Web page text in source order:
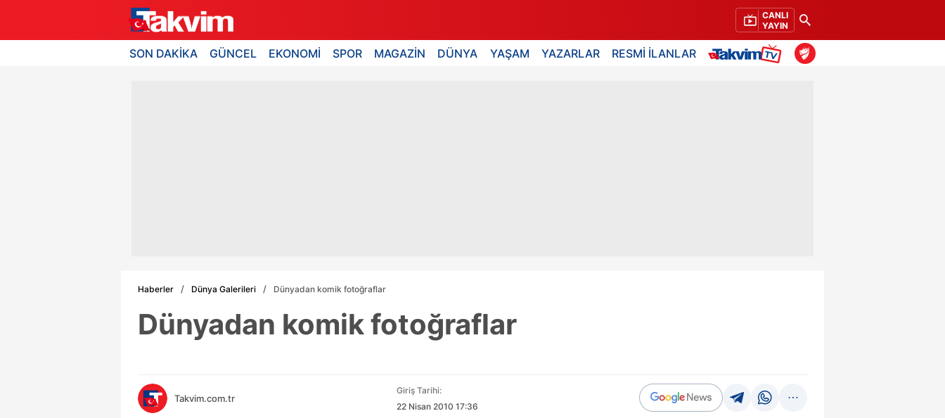
CANLI
YAYIN
SON DAKİKA GÜNCEL EKONOMİ SPOR MAGAZİN DÜNYA YAŞAM YAZARLAR RESMİ İLANLAR
Haberler Dünya Galerileri Dünyadan komik fotoğraflar
Dünyadan komik fotoğraflar
Takvim.com.tr
Giriş Tarihi:
22 Nisan 2010 17:36